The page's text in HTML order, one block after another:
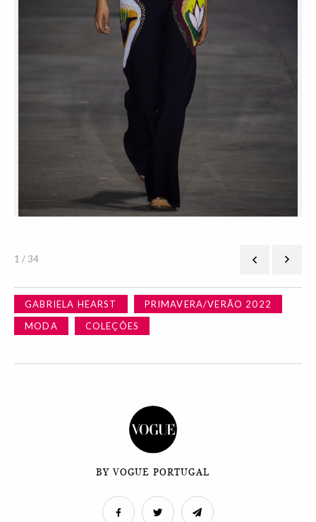
1 / 34
GABRIELA HEARST
PRIMAVERA/VERÃO 2022
MODA
COLEÇÕES
BY VOGUE PORTUGAL